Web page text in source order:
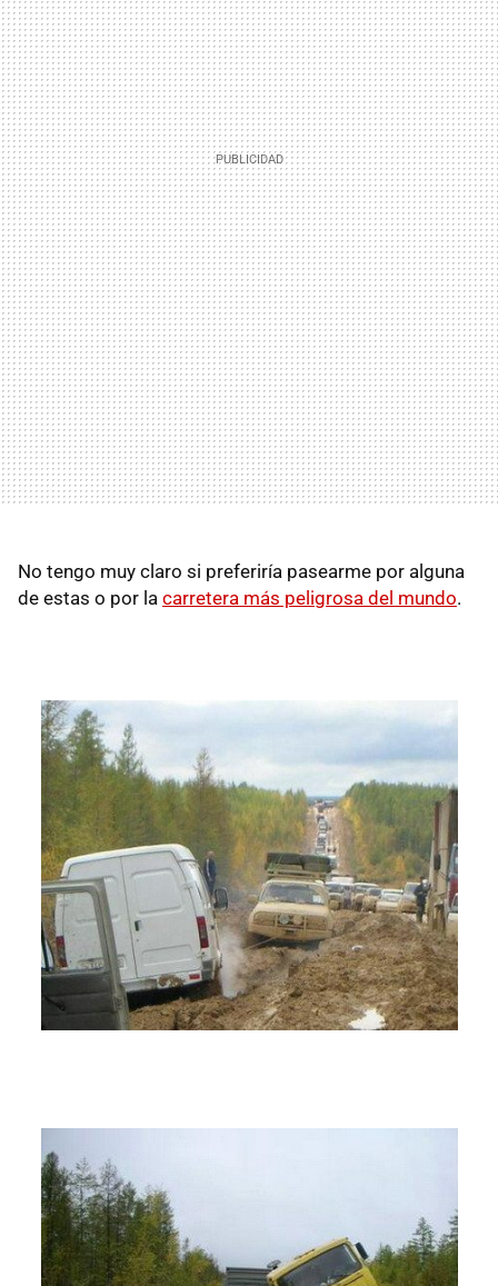
No tengo muy claro si preferiría pasearme por alguna
de estas o por la carretera más peligrosa del mundo.